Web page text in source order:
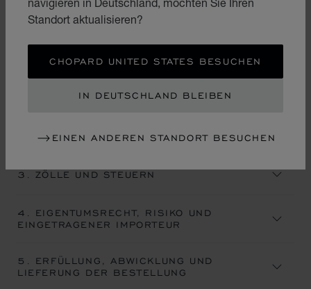
Standort aktualisieren?
CHOPARD UNITED STATES BESUCHEN
IN DEUTSCHLAND BLEIBEN
EINEN ANDEREN STANDORT BESUCHEN
spezifische Bedingungen finden, die möglicherweise für
Ihre Bestellung gelten.
BESTELLBESTÄTIGUNG
2. ZAHLUNGEN
3. ZÖLLE UND STEUERN
4. EIGENTUMSRECHT, RISIKO UND
EINGETRAGENER IMPORTEUR
5. ERFÜLLUNG, ABWICKLUNG UND
LIEFERUNG DER BESTELLUNG